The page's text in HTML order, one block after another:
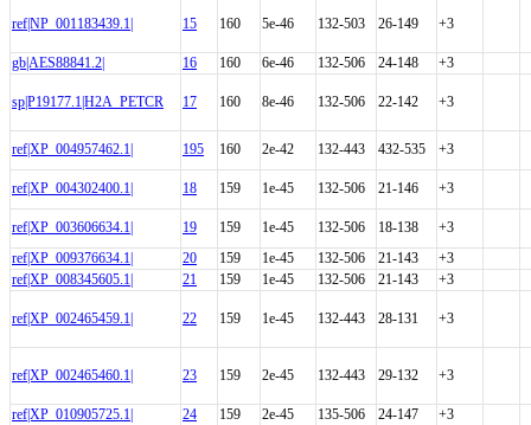
ref|NP_001183439.1| 15 160 5e-46 132-503 26-149 +3
gb|AES88841.2| 16 160 6e-46 132-506 24-148 +3
sp|P19177.1|H2A_PETCR 17 160 8e-46 132-506 22-142 +3
ref|XP_004957462.1| 195 160 2e-42 132-443 432-535 +3
ref|XP_004302400.1| 18 159 1e-45 132-506 21-146 +3
ref|XP_003606634.1| 19 159 1e-45 132-506 18-138
+3
ref|XP_009376634.1|
20 159 1e-45 132-506 21-143
+3
ref|XP_008345605.1|
21 159 1e-45 132-506 21-143 +3
ref|XP_002465459.1| 22 159 1e-45 132-443 28-131 +3
ref|XP_002465460.1| 23 159 2e-45 132-443 29-132 +3
ref|XP_010905725.1| 24 159 2e-45 135-506 24-147
+3